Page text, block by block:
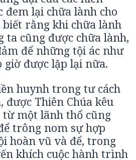
lại chữa lành cho
rằng khi chữa lành
ta cũng được chữa lành,
để những tội ác như
giờ được lặp lại nữa.
huynh trong tư cách
được Thiên Chúa kêu
từ một lãnh thổ cũng
trông nom sự hợp
hoàn vũ và để, trong
khích cuộc hành trình